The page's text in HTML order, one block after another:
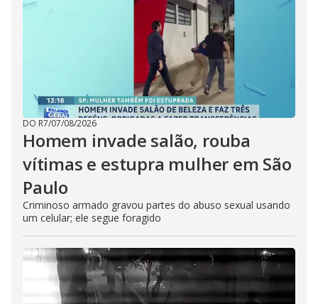
DO R7/07/08/2026
Homem invade salão, rouba
vítimas e estupra mulher em São
Paulo
Criminoso armado gravou partes do abuso sexual usando
um celular; ele segue foragido